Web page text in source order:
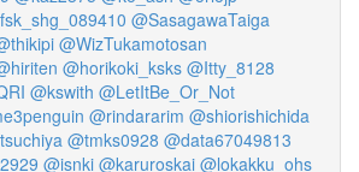
@SasagawaTaiga
@WizTukamotosan
@horikoki_ksks @Itty_8128
@kswith @LetItBe_Or_Not
@rindararim @shiorishichida
@tmks0928 @data67049813
@isnki @karuroskai @lokakku_ohs